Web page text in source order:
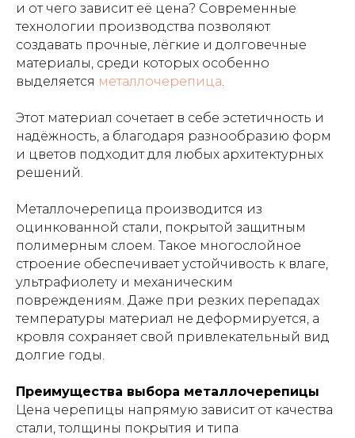
и от чего зависит её цена? Современные
технологии производства позволяют
создавать прочные, лёгкие и долговечные
материалы, среди которых особенно
выделяется металлочерепица.
Этот материал сочетает в себе эстетичность и
надёжность, а благодаря разнообразию форм
и цветов подходит для любых архитектурных
решений.
Металлочерепица производится из
оцинкованной стали, покрытой защитным
полимерным слоем. Такое многослойное
строение обеспечивает устойчивость к влаге,
ультрафиолету и механическим
повреждениям. Даже при резких перепадах
температуры материал не деформируется, а
кровля сохраняет свой привлекательный вид
долгие годы.
Преимущества выбора металлочерепицы
Цена черепицы напрямую зависит от качества
стали, толщины покрытия и типа